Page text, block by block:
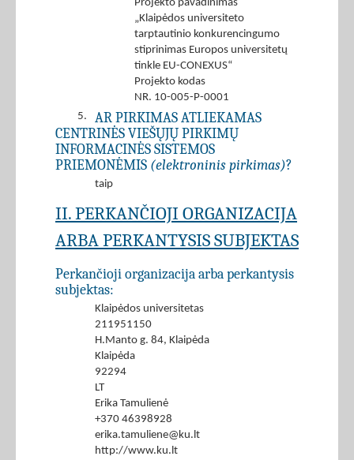
Projekto pavadinimas
„Klaipėdos universiteto
tarptautinio konkurencingumo
stiprinimas Europos universitetų
tinkle EU-CONEXUS“
Projekto kodas
NR. 10-005-P-0001
5.
AR PIRKIMAS ATLIEKAMAS
CENTRINĖS VIEŠŲJŲ PIRKIMŲ
INFORMACINĖS SISTEMOS
PRIEMONĖMIS (elektroninis pirkimas)?
taip
II. PERKANČIOJI ORGANIZACIJA
ARBA PERKANTYSIS SUBJEKTAS
Perkančioji organizacija arba perkantysis
subjektas:
Klaipėdos universitetas
211951150
H.Manto g. 84, Klaipėda
Klaipėda
92294
LT
Erika Tamulienė
+370 46398928
erika.tamuliene@ku.lt
http://www.ku.lt